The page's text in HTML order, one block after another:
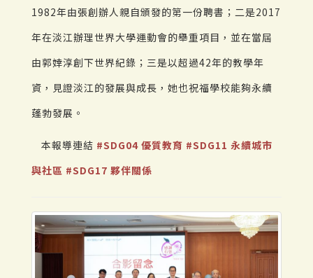
1982年由張創辦人親自頒發的第一份聘書；二是2017
年在淡江辦理世界大學運動會的舉重項目，並在當屆
由郭婞淳創下世界紀錄；三是以超過42年的教學年
資，見證淡江的發展與成長，她也祝福學校能夠永續
蓬勃發展。
本報導連結 #SDG04 優質教育 #SDG11 永續城市
與社區 #SDG17 夥伴關係